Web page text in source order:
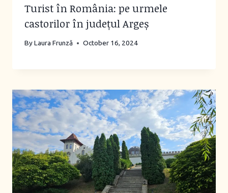
Turist în România: pe urmele
castorilor în județul Argeș
ByLaura Frunză October 16, 2024